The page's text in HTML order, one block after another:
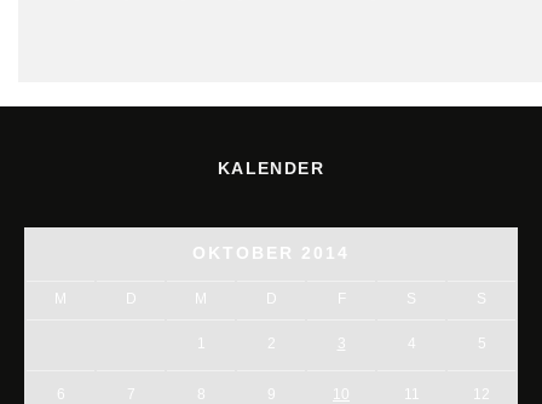
KALENDER
OKTOBER 2014
M D M D F S S
1 2 3 5
6 7 8 9 10 11 12